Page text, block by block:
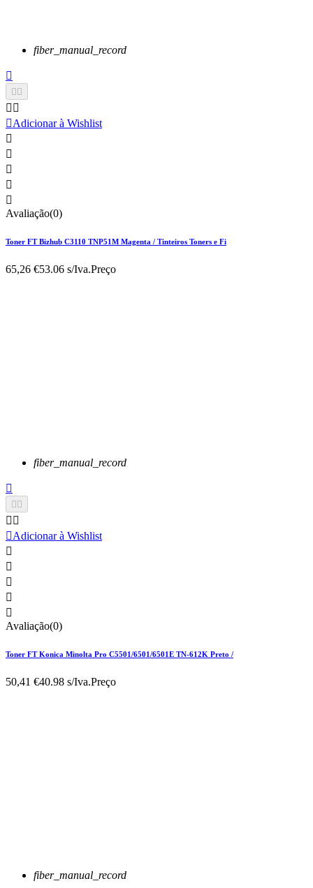
fiber_manual_record

 
 
Adicionar à Wishlist





Avaliação(0)
Toner FT Bizhub C3110 TNP51M Magenta / Tinteiros Toners e Fi
65,26 €53.06 s/Iva.Preço
fiber_manual_record

 
 
Adicionar à Wishlist





Avaliação(0)
Toner FT Konica Minolta Pro C5501/6501/6501E TN-612K Preto /
50,41 €40.98 s/Iva.Preço
fiber_manual_record